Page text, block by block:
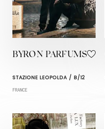
BYRON PARFUMS
STAZIONE LEOPOLDA / B/12
FRANCE